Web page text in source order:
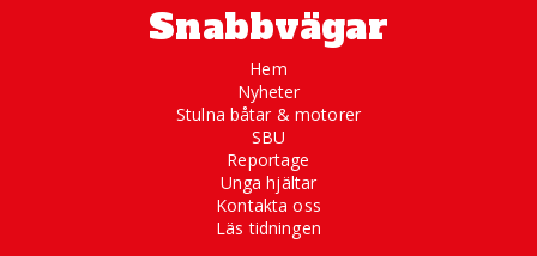
Snabbvägar
Hem
Nyheter
Stulna båtar & motorer
SBU
Reportage
Unga hjältar
Kontakta oss
Läs tidningen